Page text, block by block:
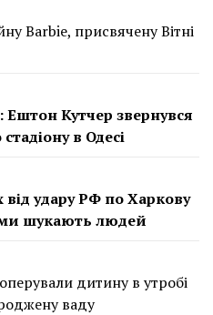
Barbie, присвячену Вітні
Кутчер звернувся
в Одесі
від удару РФ по Харкову
шукають людей
дитину в утробі
ваду